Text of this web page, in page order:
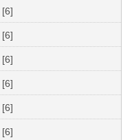
[6]
[6]
[6]
[6]
[6]
[6]